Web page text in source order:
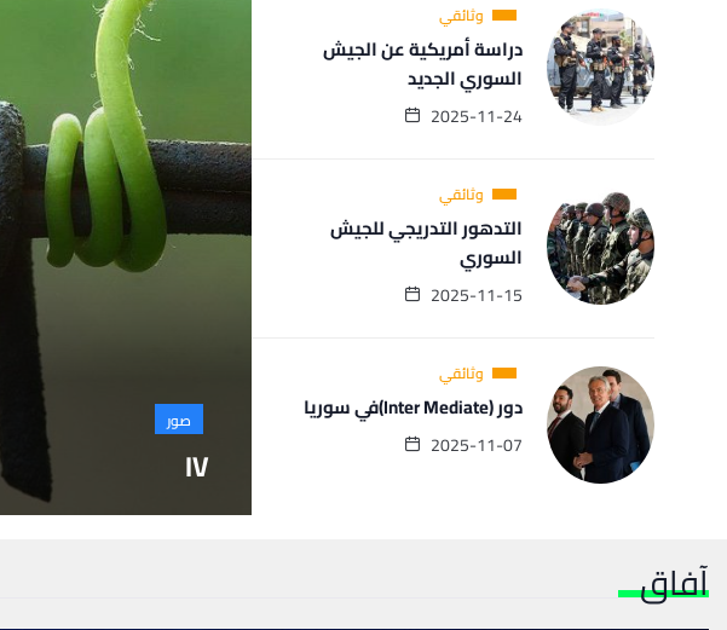
وثائقي
دراسة أمريكية عن الجيش
السوري الجديد
2025-11-24
وثائقي
التدهور التدريجي للجيش
السوري
2025-11-15
وثائقي
دور (Inter Mediate)في سوريا
2025-11-07
صور
IV
آفاق